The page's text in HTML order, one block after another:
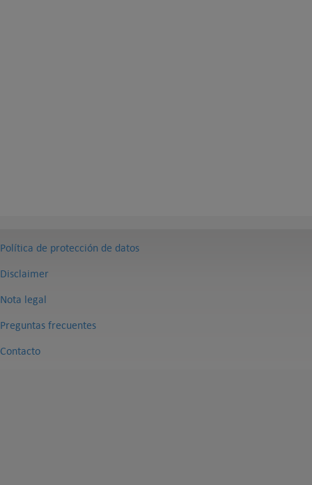
Política de protección de datos
Disclaimer
Nota legal
Preguntas frecuentes
Contacto